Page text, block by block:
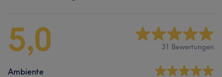
5,0 31 Bewertungen
Ambiente